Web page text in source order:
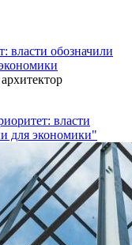
власти обозначили
власти
для экономики"